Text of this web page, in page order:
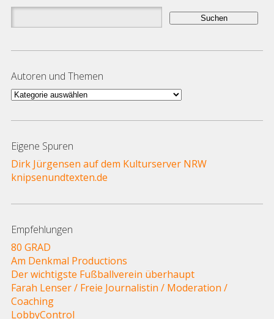
Suchen
nach:
Autoren und Themen
Autoren
Themen
Eigene Spuren
Dirk Jürgensen auf dem Kulturserver NRW
knipsenundtexten.de
Empfehlungen
80 GRAD
Am Denkmal Productions
Der wichtigste Fußballverein überhaupt
Farah Lenser / Freie Journalistin / Moderation /
Coaching
LobbyControl